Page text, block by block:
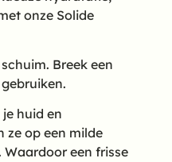
onze Solide
Breek een
huid en
ze op een milde
een frisse